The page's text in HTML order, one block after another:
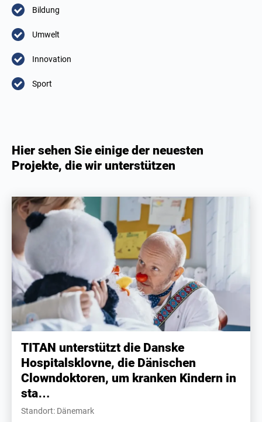
Bildung
Umwelt
Innovation
Sport
Hier sehen Sie einige der neuesten
Projekte, die wir unterstützen
TITAN unterstützt die Danske
Hospitalsklovne, die Dänischen
Clowndoktoren, um kranken Kindern in
sta…
Standort: Dänemark